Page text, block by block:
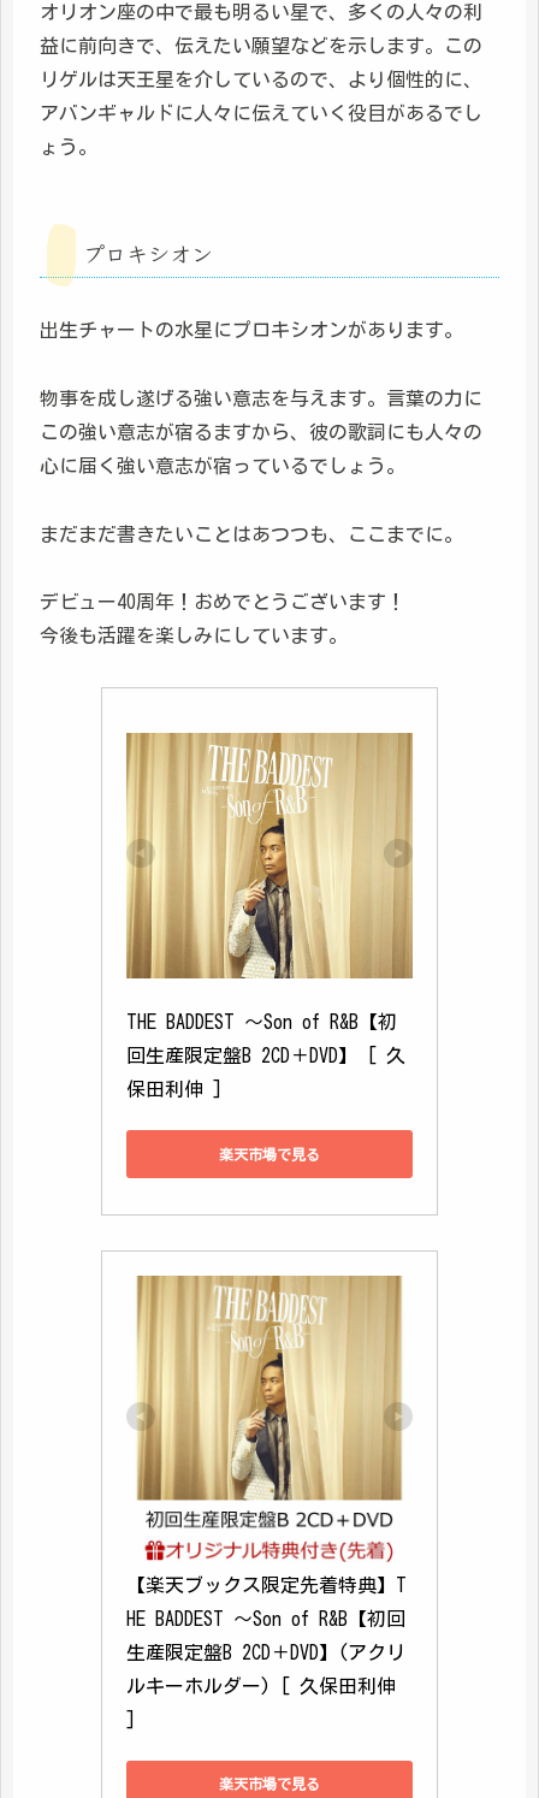
オリオン座の中で最も明るい星で、多くの人々の利
益に前向きで、伝えたい願望などを示します。この
リゲルは天王星を介しているので、より個性的に、
アバンギャルドに人々に伝えていく役目があるでし
ょう。
プロキシオン
出生チャートの水星にプロキシオンがあります。
物事を成し遂げる強い意志を与えます。言葉の力に
この強い意志が宿るますから、彼の歌詞にも人々の
心に届く強い意志が宿っているでしょう。
まだまだ書きたいことはあつつも、ここまでに。
デビュー40周年！おめでとうございます！
今後も活躍を楽しみにしています。
THE BADDEST ～Son of R&B【初
回生産限定盤B 2CD＋DVD】 [ 久
保田利伸 ]
楽天市場で見る
【楽天ブックス限定先着特典】T
HE BADDEST ～Son of R&B【初回
生産限定盤B 2CD＋DVD】(アクリ
ルキーホルダー) [ 久保田利伸
楽天市場で見る